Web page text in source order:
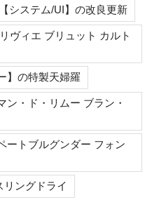
【システム/UI】の改良更新
ヴィエ ブリュット カルト
】の特製天婦羅
ン・ド・リムー ブラン・
ートブルグンダー フォン
リングドライ